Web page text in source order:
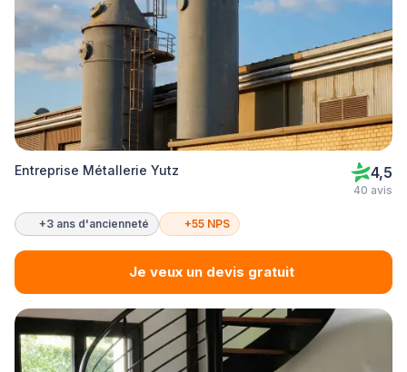
Entreprise Métallerie Yutz 4,5
40 avis
+3 ans d'ancienneté +55 NPS
Je veux un devis gratuit